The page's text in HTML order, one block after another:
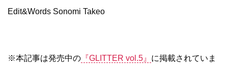
Edit&Words Sonomi Takeo
※本記事は発売中の 『GLITTER vol.5』 に掲載されていま